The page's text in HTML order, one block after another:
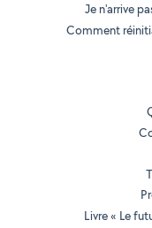
Je n'arrive
Comment
Livre « Le